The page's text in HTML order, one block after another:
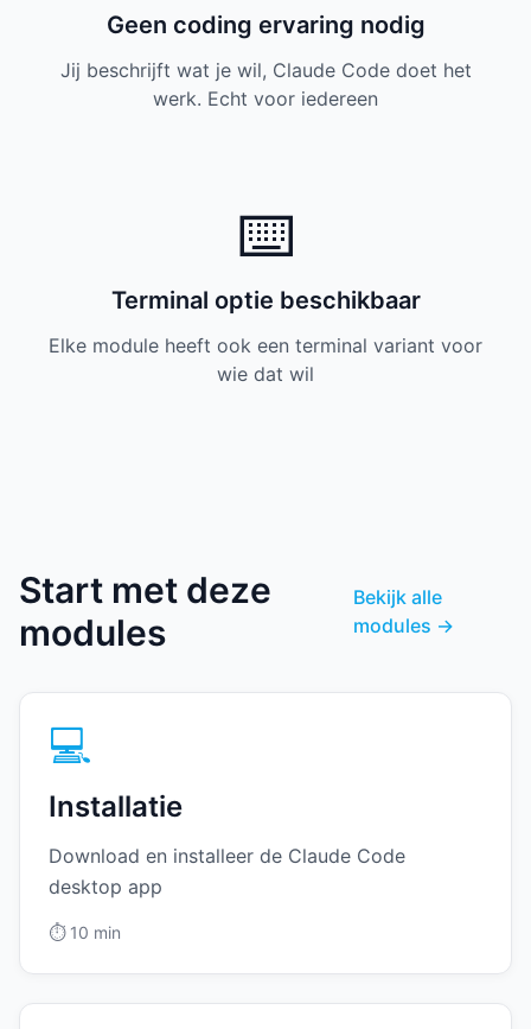
Geen coding ervaring nodig
Jij beschrijft wat je wil, Claude Code doet het
werk. Echt voor iedereen
⌨️
Terminal optie beschikbaar
Elke module heeft ook een terminal variant voor
wie dat wil
Start met deze
modules
Bekijk alle
modules →
💻
Installatie
Download en installeer de Claude Code
desktop app
⏱️ 10 min